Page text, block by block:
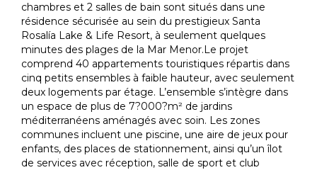
chambres et 2 salles de bain sont situés dans une
résidence sécurisée au sein du prestigieux Santa
Rosalía Lake & Life Resort, à seulement quelques
minutes des plages de la Mar Menor.Le projet
comprend 40 appartements touristiques répartis dans
cinq petits ensembles à faible hauteur, avec seulement
deux logements par étage. L’ensemble s’intègre dans
un espace de plus de 7?000?m² de jardins
méditerranéens aménagés avec soin. Les zones
communes incluent une piscine, une aire de jeux pour
enfants, des places de stationnement, ainsi qu’un îlot
de services avec réception, salle de sport et club